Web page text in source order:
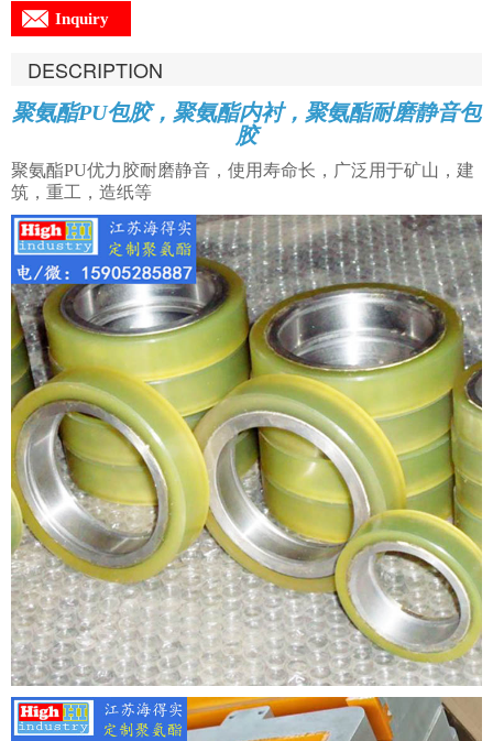
Inquiry
DESCRIPTION
聚氨酯PU包胶，聚氨酯内衬，聚氨酯耐磨静音包
胶
聚氨酯PU优力胶耐磨静音，使用寿命长，广泛用于矿山，建
筑，重工，造纸等